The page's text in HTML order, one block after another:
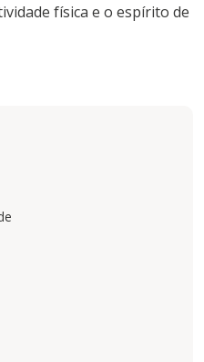
física e o espírito de